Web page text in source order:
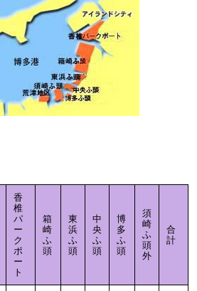
香
椎
パ
ー
ク
ポ
ー
ト
箱
崎
ふ
頭
東
浜
ふ
頭
中
央
ふ
頭
博
多
ふ
頭
須
崎
ふ
頭
外
合
計